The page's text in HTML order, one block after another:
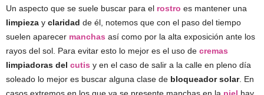
Un aspecto que se suele buscar para el rostro es mantener una
limpieza y claridad de él, notemos que con el paso del tiempo
suelen aparecer manchas así como por la alta exposición ante los
rayos del sol. Para evitar esto lo mejor es el uso de cremas
limpiadoras del cutis y en el caso de salir a la calle en pleno día
soleado lo mejor es buscar alguna clase de bloqueador solar. En